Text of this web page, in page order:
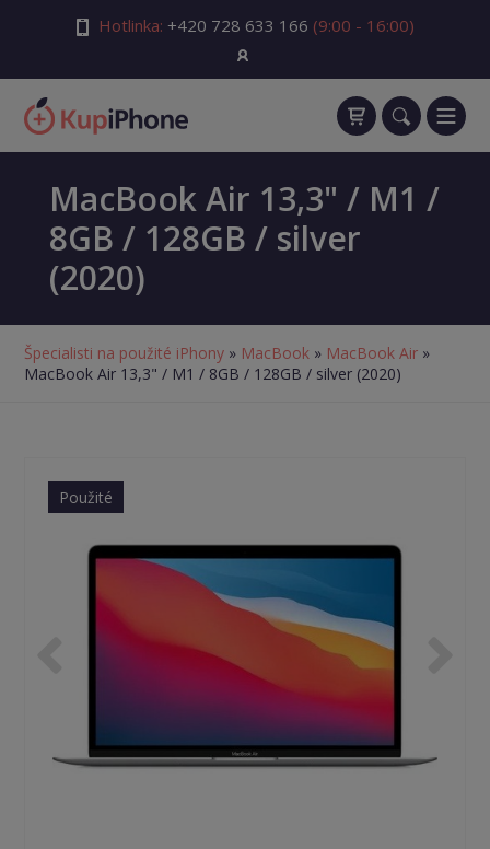
Hotlinka: +420 728 633 166 (9:00 - 16:00)
MacBook Air 13,3" / M1 /
8GB / 128GB / silver
(2020)
Špecialisti na použité iPhony » MacBook » MacBook Air »
MacBook Air 13,3" / M1 / 8GB / 128GB / silver (2020)
Použité